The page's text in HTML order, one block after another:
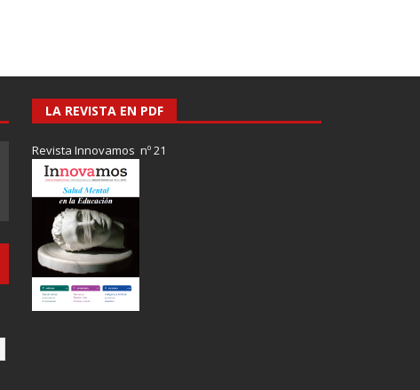
LA REVISTA EN PDF
Revista Innovamos nº 21